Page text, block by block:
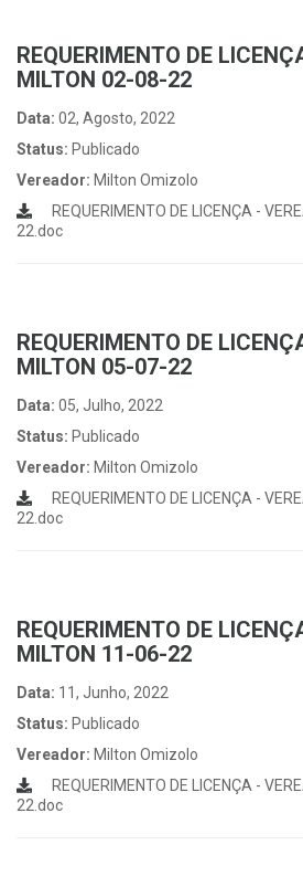
REQUERIMENTO DE
MILTON 02-08-22
Data: 02, Agosto, 2022
Status: Publicado
Vereador: Milton Omizolo
REQUERIMENTO DE LICENÇA -
22.doc
REQUERIMENTO DE
MILTON 05-07-22
Data: 05, Julho, 2022
Status: Publicado
Vereador: Milton Omizolo
REQUERIMENTO DE LICENÇA -
22.doc
REQUERIMENTO DE
MILTON 11-06-22
Data: 11, Junho, 2022
Status: Publicado
Vereador: Milton Omizolo
REQUERIMENTO DE LICENÇA -
22.doc